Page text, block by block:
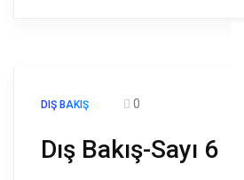
DIŞ BAKIŞ 0
Dış Bakış-Sayı 6